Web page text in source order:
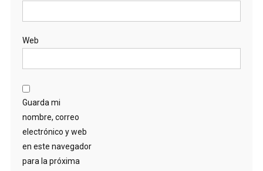
Web
Guarda mi
nombre, correo
electrónico y web
en este navegador
para la próxima